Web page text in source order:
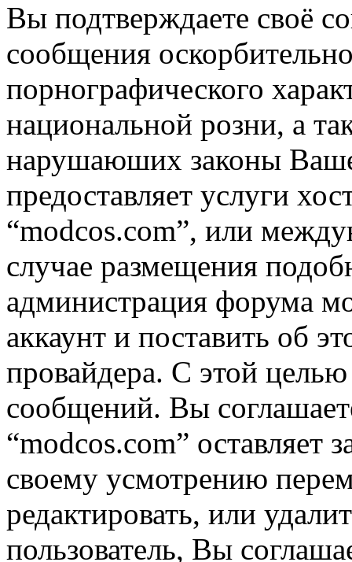
Вы подтверждаете своё
сообщения
порнографического
национальной розни, а
нарушаюших законы
предоставляет услуги
“modcos.com”, или
случае размещения
администрация форума
аккаунт и поставить об
провайдера. С этой
сообщений. Вы
“modcos.com” оставляет
своему усмотрению
редактировать, или
пользователь, Вы